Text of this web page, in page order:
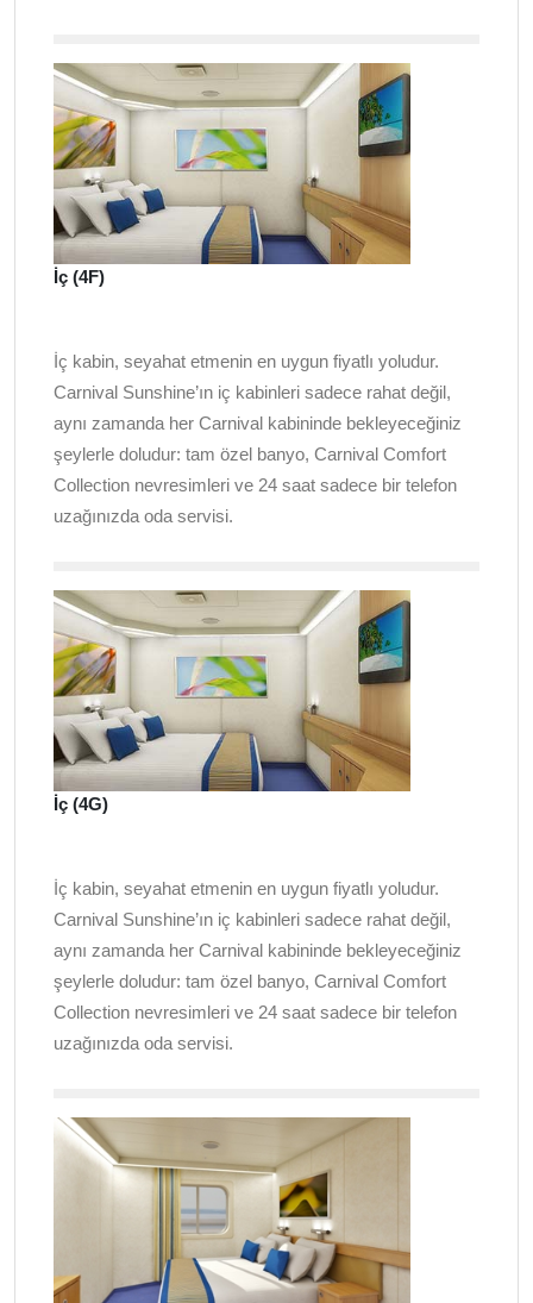
İç (4F)
İç kabin, seyahat etmenin en uygun fiyatlı yoludur.
Carnival Sunshine’ın iç kabinleri sadece rahat değil,
aynı zamanda her Carnival kabininde bekleyeceğiniz
şeylerle doludur: tam özel banyo, Carnival Comfort
Collection nevresimleri ve 24 saat sadece bir telefon
uzağınızda oda servisi.
İç (4G)
İç kabin, seyahat etmenin en uygun fiyatlı yoludur.
Carnival Sunshine’ın iç kabinleri sadece rahat değil,
aynı zamanda her Carnival kabininde bekleyeceğiniz
şeylerle doludur: tam özel banyo, Carnival Comfort
Collection nevresimleri ve 24 saat sadece bir telefon
uzağınızda oda servisi.